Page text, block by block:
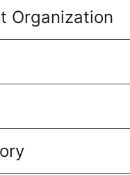
Organization